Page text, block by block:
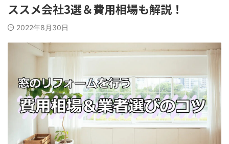
ススメ会社3選＆費用相場も解説！
2022年8月30日